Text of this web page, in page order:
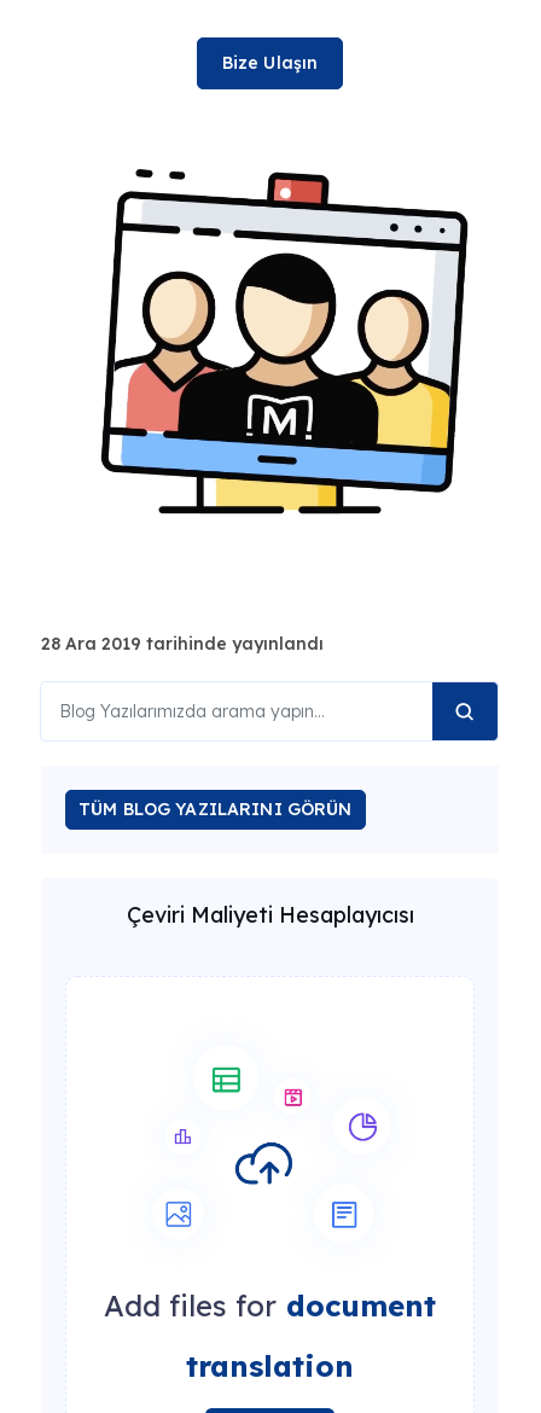
Bize Ulaşın
28 Ara 2019 tarihinde yayınlandı
TÜM BLOG YAZILARINI GÖRÜN
Çeviri Maliyeti Hesaplayıcısı
Add files for document
translation